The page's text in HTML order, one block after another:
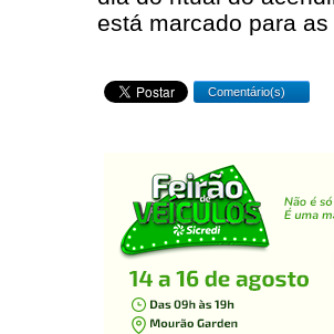
está marcado para
Comentário(s)